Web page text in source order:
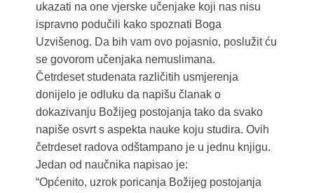
ukazati na one vjerske učenjake koji nas nisu
ispravno podučili kako spoznati Boga
Uzvišenog. Da bih vam ovo pojasnio, poslužit ću
se govorom učenjaka nemuslimana.
Četrdeset studenata različitih usmjerenja
donijelo je odluku da napišu članak o
dokazivanju Božijeg postojanja tako da svako
napiše osvrt s aspekta nauke koju studira. Ovih
četrdeset radova odštampano je u jednu knjigu.
Jedan od naučnika napisao je:
“Općenito, uzrok poricanja Božijeg postojanja